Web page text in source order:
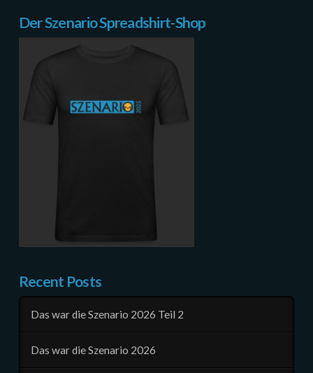
Der Szenario Spreadshirt-Shop
Recent Posts
Das war die Szenario 2026 Teil 2
Das war die Szenario 2026